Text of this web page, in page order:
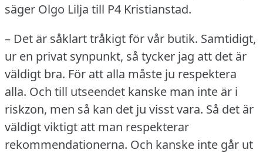
säger Olgo Lilja till P4 Kristianstad.
– Det är såklart tråkigt för vår butik. Samtidigt,
ur en privat synpunkt, så tycker jag att det är
väldigt bra. För att alla måste ju respektera
alla. Och till utseendet kanske man inte är i
riskzon, men så kan det ju visst vara. Så det är
väldigt viktigt att man respekterar
rekommendationerna. Och kanske inte går ut